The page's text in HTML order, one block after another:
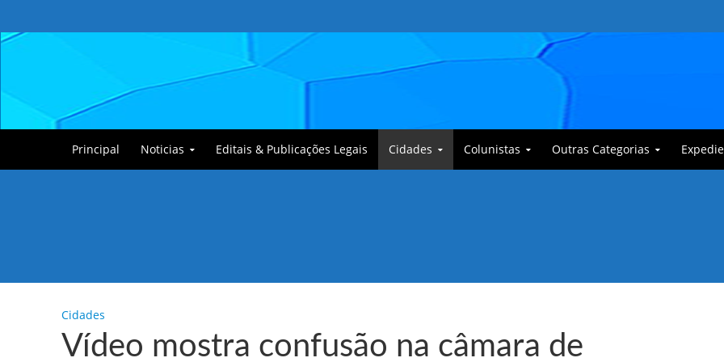
Principal Noticias Editais & Publicações Legais Cidades Colunistas Outras Categorias
Cidades
Vídeo mostra confusão na câmara de